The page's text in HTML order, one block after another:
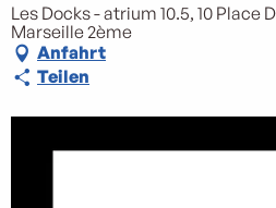
Les Docks - atrium 10.5, 10 Place
Marseille 2ème
Anfahrt
Teilen